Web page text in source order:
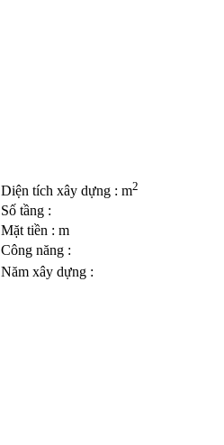
Diện tích xây dựng : m2
Số tầng :
Mặt tiền : m
Công năng :
Năm xây dựng :